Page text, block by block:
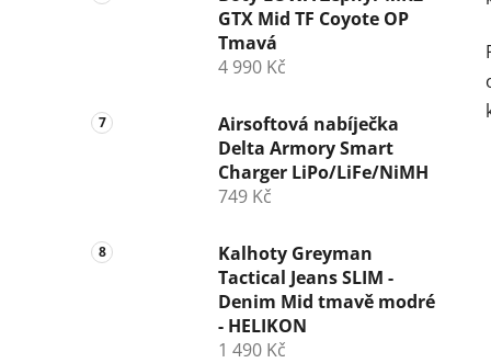
GTX Mid TF Coyote OP
Tmavá
4 990 Kč
Airsoftová nabíječka
Delta Armory Smart
Charger LiPo/LiFe/NiMH
749 Kč
Kalhoty Greyman
Tactical Jeans SLIM -
Denim Mid tmavě modré
- HELIKON
1 490 Kč